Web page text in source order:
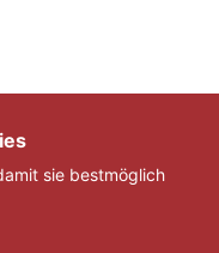
sie bestmöglich